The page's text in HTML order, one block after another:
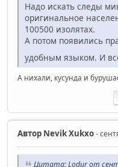
Надо искать следы
оригинальное
100500 изолятах.
А потом появились
удобным языком. И
А нихали, кусунда и
Автор Nevik Xukxo-
Цитата: Lodur от